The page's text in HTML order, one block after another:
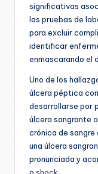
significativas
las pruebas de
para excluir
identificar
enmascarando el
Uno de los
úlcera péptica
desarrollarse por
úlcera sangrante
crónica de sangre
una úlcera
pronunciada y